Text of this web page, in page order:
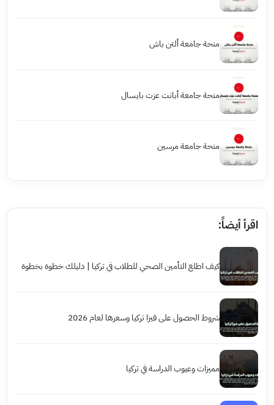
منحة جامعة ألتن باش
منحة جامعة أبانت عزت بايسال
منحة جامعة مرسين
اقرأ أيضاً:
كيف اطلع التأمين الصحي للطلاب في تركيا | دليلك خطوة بخطوة
شروط الحصول على فيزا تركيا وسعرها لعام 2026
مميزات وعيوب الدراسة في تركيا